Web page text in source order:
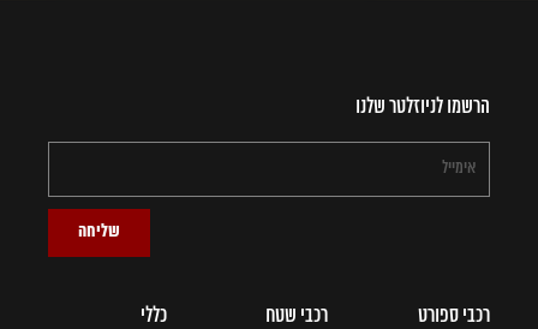
הרשמו לניוזלטר שלנו
שליחה
רכבי ספורט רכבי שטח כללי